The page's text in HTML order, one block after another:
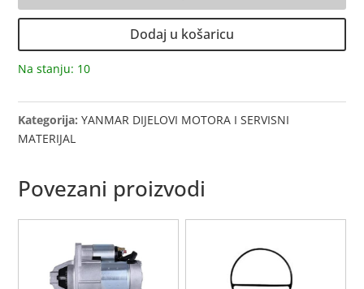
Dodaj u košaricu
Na stanju: 10
Kategorija:YANMAR DIJELOVI MOTORA I SERVISNI
MATERIJAL
Povezani proizvodi